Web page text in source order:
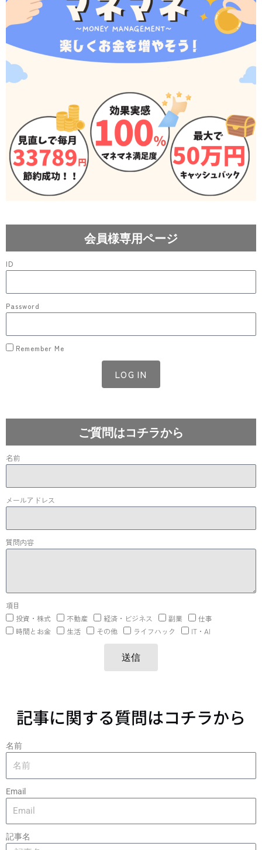
会員様専用ページ
ID
Password
Remember Me
LOG IN
ご質問はコチラから
名前
メールアドレス
質問内容
項目
投資・株式
不動産 経済・ビジネス 副業
仕事
時間とお金
生活 その他 ライフハック IT・AI
送信
記事に関する質問はコチラから
名前
Email
記事名